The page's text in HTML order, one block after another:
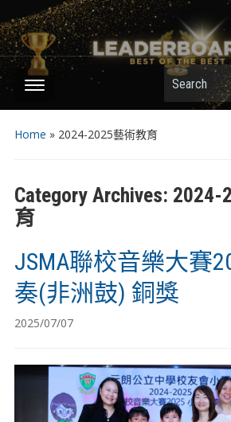
Search
Home » 2024-2025藝術教育
Category Archives: 2024-
育
JSMA聯校音樂大賽
奏(非洲鼓) 銅獎
2025/07/07